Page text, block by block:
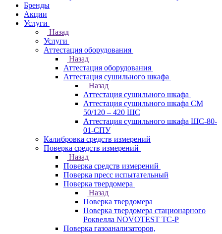
Бренды
Акции
Услуги
Назад
Услуги
Аттестация оборудования
Назад
Аттестация оборудования
Аттестация сушильного шкафа
Назад
Аттестация сушильного шкафа
Аттестация сушильного шкафа СМ
50/120 – 420 ШС
Аттестация сушильного шкафа ШС-80-
01-СПУ
Калибровка средств измерений
Поверка средств измерений
Назад
Поверка средств измерений
Поверка пресс испытательный
Поверка твердомера
Назад
Поверка твердомера
Поверка твердомера стационарного
Роквелла NOVOTEST TС-Р
Поверка газоанализаторов,